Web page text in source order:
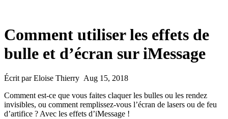
Comment utiliser les effets de
bulle et d’écran sur iMessage
Écrit par Eloise Thierry Aug 15, 2018
Comment est-ce que vous faites claquer les bulles ou les rendez
invisibles, ou comment remplissez-vous l’écran de lasers ou de feu
d’artifice ? Avec les effets d’iMessage !